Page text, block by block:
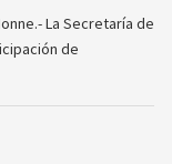
La Secretaría de
de